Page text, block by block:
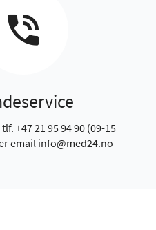
+47 21 95 94 90 (09-15
email info@med24.no